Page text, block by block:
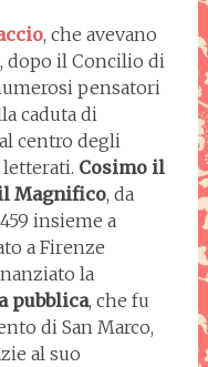
, che avevano
dopo il Concilio di
pensatori
caduta di
centro degli
Cosimo il
Magnifico, da
insieme a
a Firenze
la
pubblica, che fu
di San Marco,
al suo